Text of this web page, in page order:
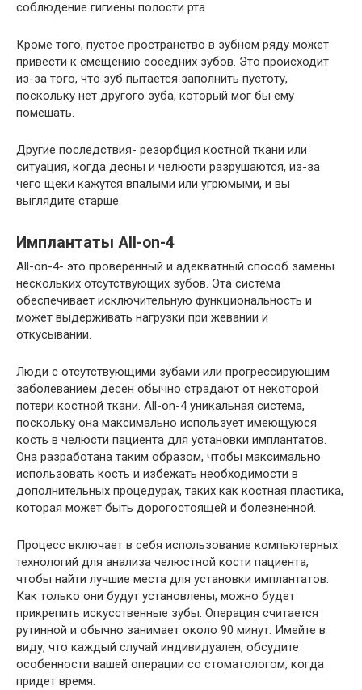
соблюдение гигиены полости рта.
Кроме того, пустое пространство в зубном ряду может
привести к смещению соседних зубов. Это происходит
из-за того, что зуб пытается заполнить пустоту,
поскольку нет другого зуба, который мог бы ему
помешать.
Другие последствия- резорбция костной ткани или
ситуация, когда десны и челюсти разрушаются, из-за
чего щеки кажутся впалыми или угрюмыми, и вы
выглядите старше.
Имплантаты All-on-4
All-on-4- это проверенный и адекватный способ замены
нескольких отсутствующих зубов. Эта система
обеспечивает исключительную функциональность и
может выдерживать нагрузки при жевании и
откусывании.
Люди с отсутствующими зубами или прогрессирующим
заболеванием десен обычно страдают от некоторой
потери костной ткани. All-on-4 уникальная система,
поскольку она максимально использует имеющуюся
кость в челюсти пациента для установки имплантатов.
Она разработана таким образом, чтобы максимально
использовать кость и избежать необходимости в
дополнительных процедурах, таких как костная пластика,
которая может быть дорогостоящей и болезненной.
Процесс включает в себя использование компьютерных
технологий для анализа челюстной кости пациента,
чтобы найти лучшие места для установки имплантатов.
Как только они будут установлены, можно будет
прикрепить искусственные зубы. Операция считается
рутинной и обычно занимает около 90 минут. Имейте в
виду, что каждый случай индивидуален, обсудите
особенности вашей операции со стоматологом, когда
придет время.